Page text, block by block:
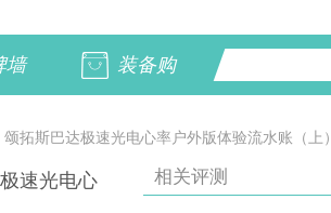
墙 装备购
拓斯巴达极速光电心率户外版体验流水账（上）
速光电心
相关评测